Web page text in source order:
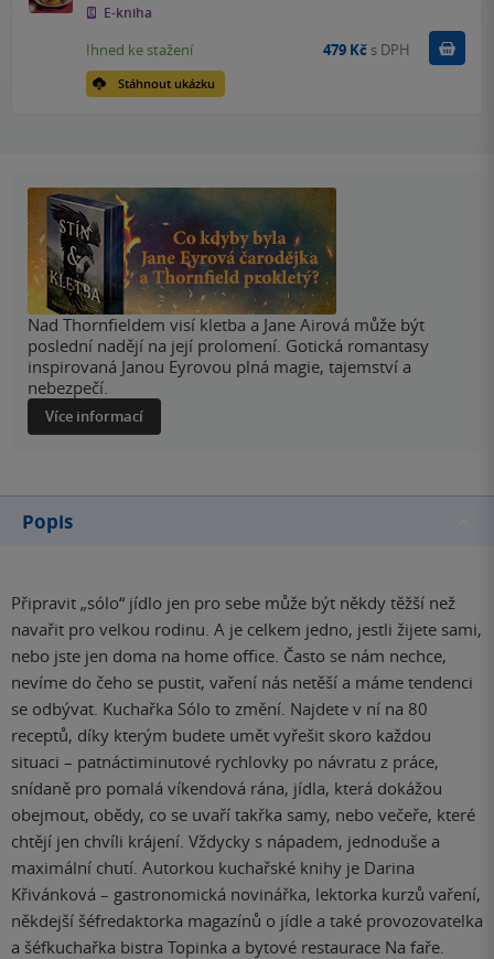
E-kniha
Stáhnout ukázku
Ihned ke stažení 479 Kč s DPH Koupit
Nad Thornfieldem visí kletba a Jane Airová může být
poslední nadějí na její prolomení. Gotická romantasy
inspirovaná Janou Eyrovou plná magie, tajemství a
nebezpečí.
Více informací
Popis
Připravit „sólo“ jídlo jen pro sebe může být někdy těžší než
navařit pro velkou rodinu. A je celkem jedno, jestli žijete sami,
nebo jste jen doma na home office. Často se nám nechce,
nevíme do čeho se pustit, vaření nás netěší a máme tendenci
se odbývat. Kuchařka Sólo to změní. Najdete v ní na 80
receptů, díky kterým budete umět vyřešit skoro každou
situaci – patnáctiminutové rychlovky po návratu z práce,
snídaně pro pomalá víkendová rána, jídla, která dokážou
obejmout, obědy, co se uvaří takřka samy, nebo večeře, které
chtějí jen chvíli krájení. Vždycky s nápadem, jednoduše a
maximální chutí. Autorkou kuchařské knihy je Darina
Křivánková – gastronomická novinářka, lektorka kurzů vaření,
někdejší šéfredaktorka magazínů o jídle a také provozovatelka
a šéfkuchařka bistra Topinka a bytové restaurace Na faře.